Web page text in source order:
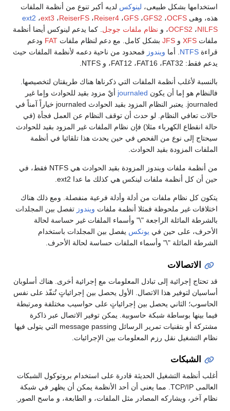
استخدامها بشكل طبيعى، لينوكس لديه أكبر تنوع من أنظمة الملفات
هذه، وهى
ext2 ،ext3 ،ReiserFS ،Reiser4 ،GFS ،GFS2 ،OCFS
،OCFS2 ،NILFS و نظام ملفات جوجل . كما يدعم لينوكس أيضا أنظمة
ملفات XFS و JFS بشكل كامل. مع دعم لنظام ملفات FAT ودعم
قراءة NTFS . أما ويندوز فمحدود من ناحية دعمه لأنظمة الملفات حيث
يدعم فقط: FAT12 ،FAT16 ،FAT32، و NTFS.
بالنسبة لأغلب أنظمة الملفات التي ذكرناها هناك طريقتان لتخصيصها.
فالنظام هو إما أن يكون journaled أيْ مزود بقيد للحوادث وإما غير
journaled. يعتبر النظام المزود بقيد الحوادث journaled خياراً آمناً في
حالات تعافي النظام. لو حدث أن توقف النظام عن العمل فجأة (في
حالة انقطاع الكهرباء مثلا) فإن نظام الملفات غير المزود بقيد للحوادث
سيحتاج إلى نوع من الفحص في حين يحدث هذا تلقائيا في أنظمة
الملفات المزودة بقيد الحوادث.
من أنظمة ملفات ويندوز المزودة بقيد الحوادث هي NTFS فقط، في
حين أن كل أنظمة ملفات لينكس هي كذلك ما عدا ext2.
يتكون كل نظام ملفات من أدلة وأدلة فرعية منفصلة. ومع ذلك هناك
اختلافات غير ملحوظة فمثلا أنظمة ملفات ويندوز تفصل بين المجلدات
بالشرطة المائلة الراجعة "\" وأسماء الملفات غير حساسة لحالة
الأحرف، على حين في يونكس يفصل بين المجلدات باستخدام
الشرطة المائلة "\" وأسماء الملفات حساسة لحالة الأحرف.
الاتصالات
قد تحتاج إجرائية إلى تبادل المعلومات مع إجرائية أخرى. هناك أسلوبان
أساسيان لتوفير هذا الاتصال. الأول يحصل بين إجرائياتٍ تُنفّذ على نفس
الحاسوب؛ الثاني يحصل بين إجرائياتٍ على حواسيب مختلفة ومرتبطة
فيما بينها بوساطة شبكة حاسوبية. يمكن توفير الاتصال عبر ذاكرة
مشتركة أو بتقنيات تمرير الرسائل message passing التي يتولى فيها
نظام التشغيل نقل رزم المعلومات بين الإجرائيات.
الشبكات
أغلب أنظمة التشغيل الحديثة قادرة على استخدام بروتوكول الشبكات
العالمى TCP/IP. مما يعنى أن أحد الأنظمة يمكن أن يظهر في شبكة
نظام آخر، ويشاركه المصادر مثل الملفات، و الطابعة، و ماسح الصور.